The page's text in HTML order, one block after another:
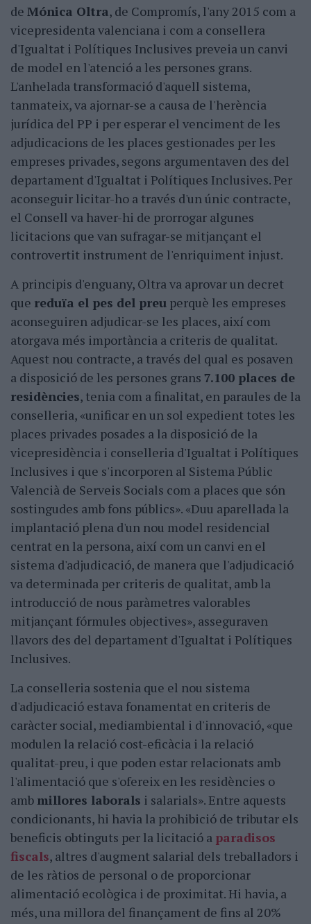
de Mónica Oltra, de Compromís, l'any 2015 com a
vicepresidenta valenciana i com a consellera
d'Igualtat i Polítiques Inclusives preveia un canvi
de model en l'atenció a les persones grans.
L'anhelada transformació d'aquell sistema,
tanmateix, va ajornar-se a causa de l'herència
jurídica del PP i per esperar el venciment de les
adjudicacions de les places gestionades per les
empreses privades, segons argumentaven des del
departament d'Igualtat i Polítiques Inclusives. Per
aconseguir licitar-ho a través d'un únic contracte,
el Consell va haver-hi de prorrogar algunes
licitacions que van sufragar-se mitjançant el
controvertit instrument de l'enriquiment injust.
A principis d'enguany, Oltra va aprovar un decret
que reduïa el pes del preu perquè les empreses
aconseguiren adjudicar-se les places, així com
atorgava més importància a criteris de qualitat.
Aquest nou contracte, a través del qual es posaven
a disposició de les persones grans 7.100 places de
residències, tenia com a finalitat, en paraules de la
conselleria, «unificar en un sol expedient totes les
places privades posades a la disposició de la
vicepresidència i conselleria d'Igualtat i Polítiques
Inclusives i que s'incorporen al Sistema Públic
Valencià de Serveis Socials com a places que són
sostingudes amb fons públics». «Duu aparellada la
implantació plena d'un nou model residencial
centrat en la persona, així com un canvi en el
sistema d'adjudicació, de manera que l'adjudicació
va determinada per criteris de qualitat, amb la
introducció de nous paràmetres valorables
mitjançant fórmules objectives», asseguraven
llavors des del departament d'Igualtat i Polítiques
Inclusives.
La conselleria sostenia que el nou sistema
d'adjudicació estava fonamentat en criteris de
caràcter social, mediambiental i d'innovació, «que
modulen la relació cost-eficàcia i la relació
qualitat-preu, i que poden estar relacionats amb
l'alimentació que s'ofereix en les residències o
amb millores laborals i salarials». Entre aquests
condicionants, hi havia la prohibició de tributar els
beneficis obtinguts per la licitació a paradisos
fiscals, altres d'augment salarial dels treballadors i
de les ràtios de personal o de proporcionar
alimentació ecològica i de proximitat. Hi havia, a
més, una millora del finançament de fins al 20%